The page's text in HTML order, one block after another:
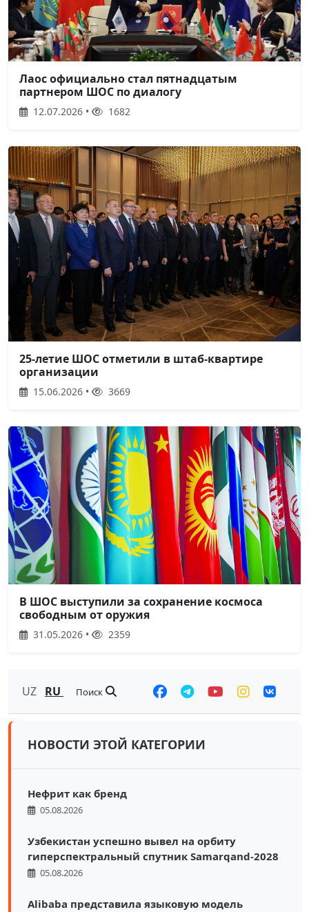
Лаос официально стал пятнадцатым
партнером ШОС по диалогу
12.07.2026 • 1682
25-летие ШОС отметили в штаб-квартире
организации
15.06.2026 • 3669
В ШОС выступили за сохранение космоса
свободным от оружия
31.05.2026 • 2359
UZ RU Поиск
НОВОСТИ ЭТОЙ КАТЕГОРИИ
Нефрит как бренд
05.08.2026
Узбекистан успешно вывел на орбиту
гиперспектральный спутник Samarqand-2028
05.08.2026
Alibaba представила языковую модель